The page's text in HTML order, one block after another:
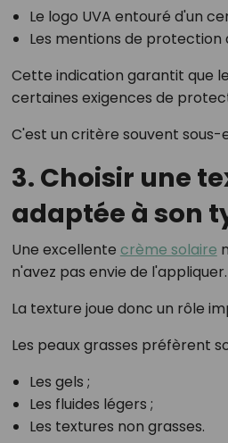
Le logo UVA entouré d'un
Les mentions de protection
Cette indication garantit que
certaines exigences de
C'est un critère souvent sous-
3. Choisir une
adaptée à son
Une excellente crème solaire
n'avez pas envie de l'appliquer.
La texture joue donc un rôle
Les peaux grasses préfèrent
Les gels ;
Les fluides légers ;
Les textures non grasses.